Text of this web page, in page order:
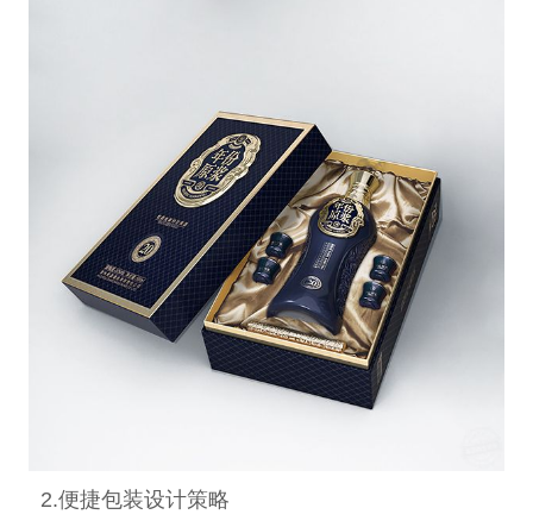
2.便捷包装设计策略